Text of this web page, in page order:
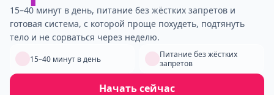
15–40 минут в день, питание без жёстких запретов и
готовая система, с которой проще похудеть, подтянуть
тело и не сорваться через неделю.
15–40 минут в день
Питание без жёстких
запретов
Начать сейчас